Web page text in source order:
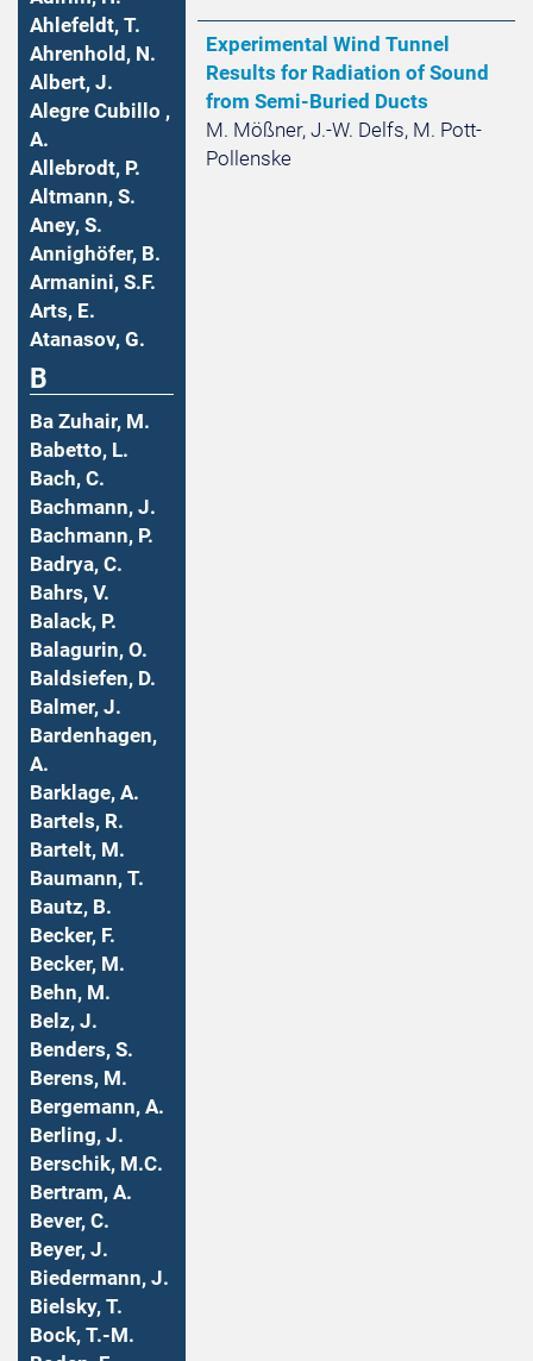
Ahlefeldt, T.
Ahrenhold, N.
Albert, J.
Alegre Cubillo ,
A.
Allebrodt, P.
Altmann, S.
Aney, S.
Annighöfer, B.
Armanini, S.F.
Arts, E.
Atanasov, G.
B
Ba Zuhair, M.
Babetto, L.
Bach, C.
Bachmann, J.
Bachmann, P.
Badrya, C.
Bahrs, V.
Balack, P.
Balagurin, O.
Baldsiefen, D.
Balmer, J.
Bardenhagen,
A.
Barklage, A.
Bartels, R.
Bartelt, M.
Baumann, T.
Bautz, B.
Becker, F.
Becker, M.
Behn, M.
Belz, J.
Benders, S.
Berens, M.
Bergemann, A.
Berling, J.
Berschik, M.C.
Bertram, A.
Bever, C.
Beyer, J.
Biedermann, J.
Bielsky, T.
Bock, T.-M.
Experimental Wind Tunnel
Results for Radiation of Sound
from Semi-Buried Ducts
M. Mößner, J.-W. Delfs, M. Pott-
Pollenske